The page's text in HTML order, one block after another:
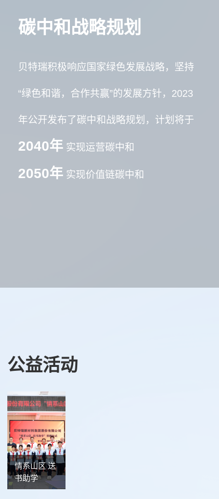
碳中和战略规划
贝特瑞积极响应国家绿色发展战略，坚持
“绿色和谐，合作共赢”的发展方针，2023
年公开发布了碳中和战略规划，计划将于
2040年 实现运营碳中和
2050年 实现价值链碳中和
公益活动
情系山区 送
书助学